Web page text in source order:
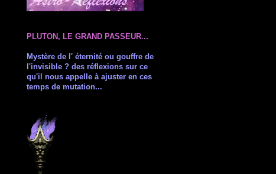
PLUTON, LE GRAND PASSEUR...
Mystère de l' éternité ou gouffre de
l'invisible ? des réflexions sur ce
qu'il nous appelle à ajuster en ces
temps de mutation...